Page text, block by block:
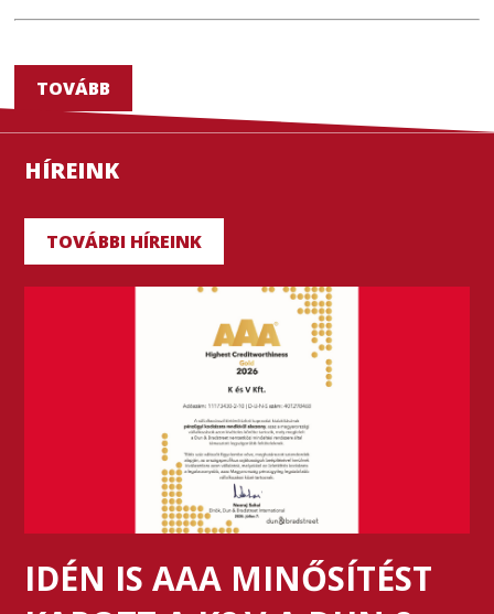
TOVÁBB
HÍREINK
TOVÁBBI HÍREINK
IDÉN IS AAA MINŐSÍTÉST